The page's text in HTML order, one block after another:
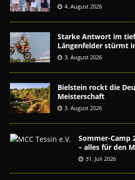
4. August 2026
Starke Antwort im
Längenfelder stürmt
3. August 2026
Bielstein rockt die
Meisterschaft
3. August 2026
Sommer-Camp
– alles für den
31. Juli 2026